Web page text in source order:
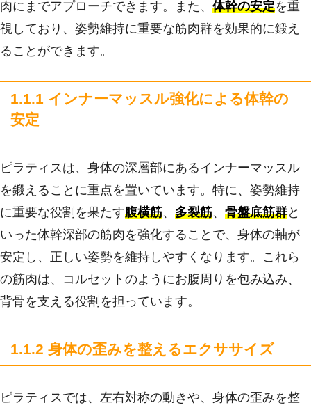
肉にまでアプローチできます。また、 体幹の安定を重
視しており、姿勢維持に重要な筋肉群を効果的に鍛え
ることができます。
1.1.1 インナーマッスル強化による体幹の
安定
ピラティスは、身体の深層部にあるインナーマッスル
を鍛えることに重点を置いています。特に、姿勢維持
に重要な役割を果たす腹横筋、 多裂筋、 骨盤底筋群と
いった体幹深部の筋肉を強化することで、身体の軸が
安定し、正しい姿勢を維持しやすくなります。これら
の筋肉は、コルセットのようにお腹周りを包み込み、
背骨を支える役割を担っています。
1.1.2 身体の歪みを整えるエクササイズ
ピラティスでは、左右対称の動きや、身体の歪みを整